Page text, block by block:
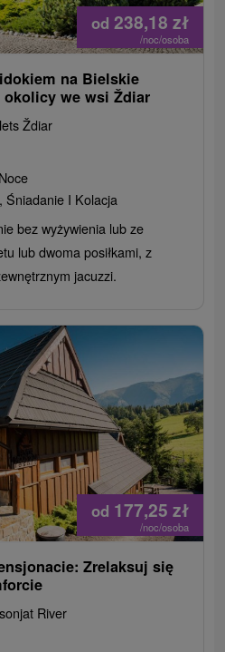
od 238,18 zł
/noc/osoba
na Bielskie
we wsi Ždiar
Ždiar
Śniadanie I Kolacja
bez wyżywienia lub ze
lub dwoma posiłkami, z
jacuzzi.
od 177,25 zł
/noc/osoba
Zrelaksuj się
River